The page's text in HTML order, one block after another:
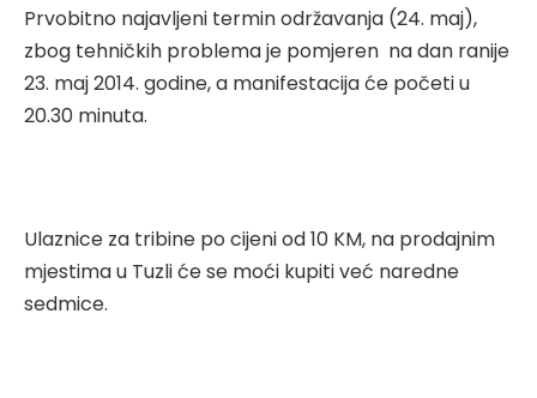
Prvobitno najavljeni termin održavanja (24. maj),
zbog tehničkih problema je pomjeren na dan ranije
23. maj 2014. godine, a manifestacija će početi u
20.30 minuta.
Ulaznice za tribine po cijeni od 10 KM, na prodajnim
mjestima u Tuzli će se moći kupiti već naredne
sedmice.